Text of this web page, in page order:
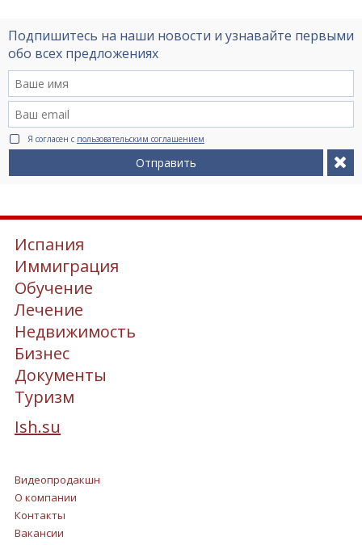
Подпишитесь на наши новости и узнавайте первыми
обо всех предложениях
Я согласен с пользовательским соглашением
Отправить
Испания
Иммиграция
Обучение
Лечение
Недвижимость
Бизнес
Документы
Туризм
Ish.su
Видеопродакшн
О компании
Контакты
Вакансии